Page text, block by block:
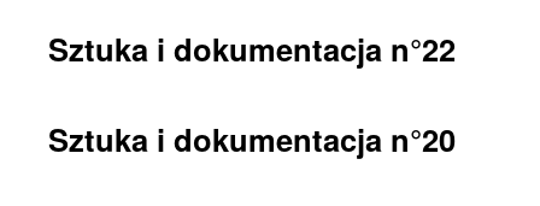
Sztuka i dokumentacja n°22
Sztuka i dokumentacja n°20